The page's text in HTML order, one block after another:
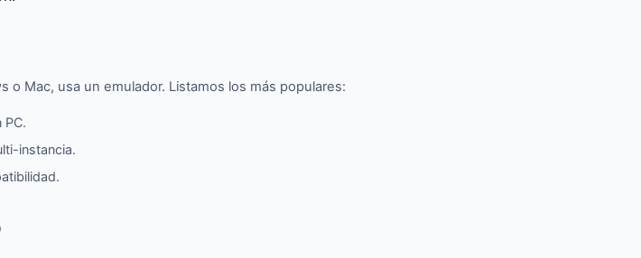
o Mac, usa un emulador. Listamos los más populares:
instancia.